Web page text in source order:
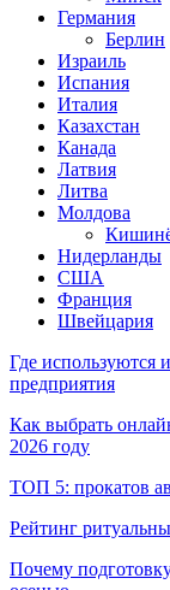
Германия
Берлин
Израиль
Испания
Италия
Казахстан
Канада
Латвия
Литва
Молдова
Нидерланды
США
Франция
Швейцария
Где используются
предприятия
Как выбрать
2026 году
ТОП 5: прокатов
Рейтинг
Почему